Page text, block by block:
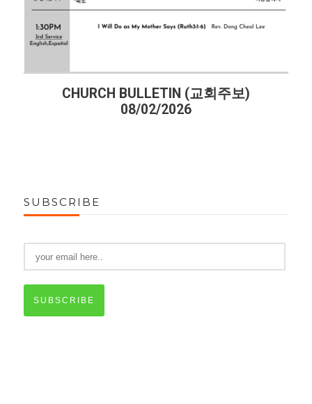
CHURCH BULLETIN (교회주보)
08/02/2026
SUBSCRIBE
SUBSCRIBE